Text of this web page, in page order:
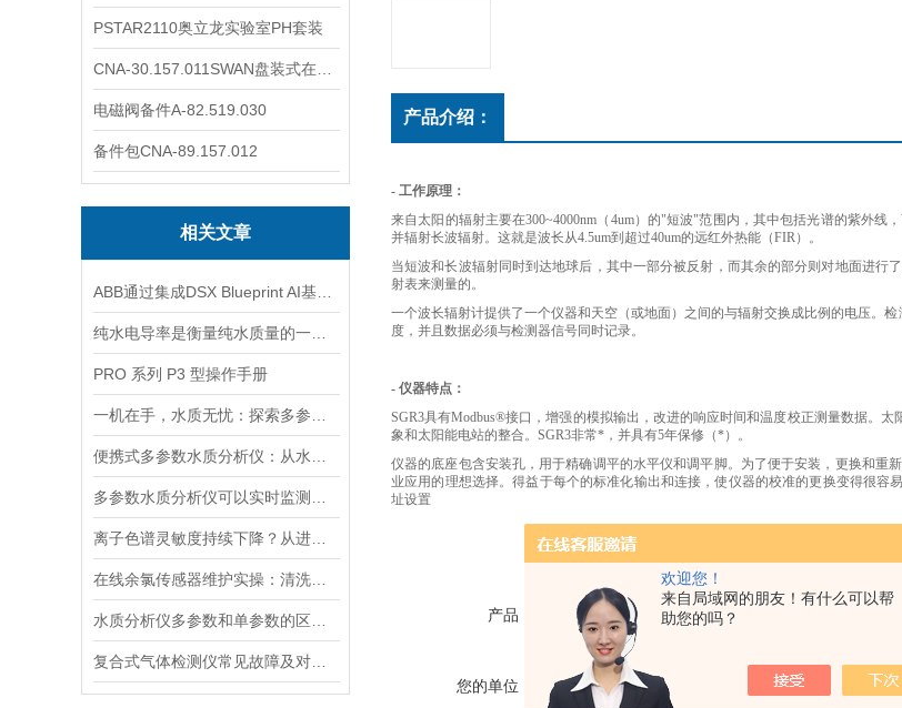
欢迎您！
来自局域网的朋友！有什么可以帮
助您的吗？
PSTAR2110奥立龙实验室PH套装
电磁阀备件A-82.519.030
备件包CNA-89.157.012
相关文章
PRO 系列 P3 型操作手册
产品介绍：
- 工作原理：
来自太阳的辐射主要在300~4000nm（4um）的"短波"范围内，其中包括光谱的紫外
并辐射长波辐射。这就是波长从4.5um到超过40um的远红外热能（FIR）。
当短波和长波辐射同时到达地球后，其中一部分被反射，而其余的部分则对地面进
射表来测量的。
一个波长辐射计提供了一个仪器和天空（或地面）之间的与辐射交换成比例的电压。
度，并且数据必须与检测器信号同时记录。
- 仪器特点：
SGR3具有Modbus®接口，增强的模拟输出，改进的响应时间和温度校正测量数据。
象和太阳能电站的整合。SGR3非常*，并具有5年保修（*）。
仪器的底座包含安装孔，用于精确调平的水平仪和调平脚。为了便于安装，更换和
业应用的理想选择。得益于每个的标准化输出和连接，使仪器的校准的更换变得很容
址设置
产品：
您的单位：